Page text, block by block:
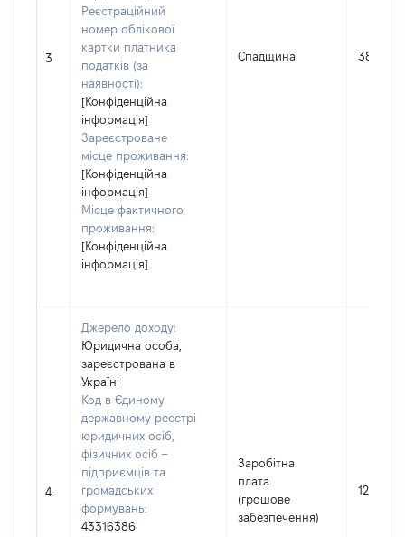
3
Реєстраційний
номер облікової
картки платника
податків (за
наявності):
[Конфіденційна
інформація]
Зареєстроване
місце проживання:
[Конфіденційна
інформація]
Місце фактичного
проживання:
[Конфіденційна
інформація]
Спадщина 38180
4
Джерело доходу:
Юридична особа,
зареєстрована в
Україні
Код в Єдиному
державному реєстрі
юридичних осіб,
фізичних осіб –
підприємців та
громадських
формувань:
43316386
Заробітна
плата
(грошове
забезпечення)
120180